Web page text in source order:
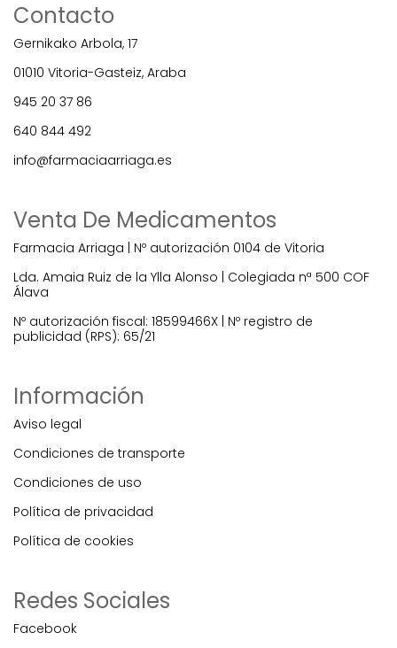
Contacto
Gernikako Arbola, 17
01010 Vitoria-Gasteiz, Araba
945 20 37 86
640 844 492
info@farmaciaarriaga.es
Venta De Medicamentos
Farmacia Arriaga | Nº autorización 0104 de Vitoria
Lda. Amaia Ruiz de la Ylla Alonso | Colegiada nª 500 COF
Álava
Nº autorización fiscal: 18599466X | Nº registro de
publicidad (RPS): 65/21
Información
Aviso legal
Condiciones de transporte
Condiciones de uso
Política de privacidad
Política de cookies
Redes Sociales
Facebook